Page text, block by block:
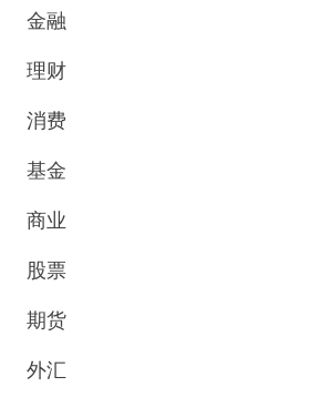
金融
理财
消费
基金
商业
股票
期货
外汇